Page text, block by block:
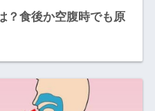
？食後か空腹時でも原